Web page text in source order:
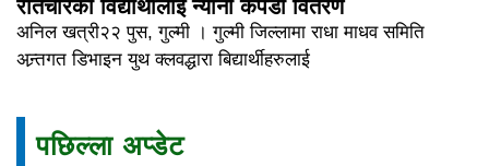
रातचौरका विद्यार्थीलाई न्यानो कपडा वितरण
अनिल खत्री२२ पुस, गुल्मी । गुल्मी जिल्लामा राधा माधव समिति
अन्र्तगत डिभाइन युथ क्लवद्धारा बिद्यार्थीहरुलाई
पछिल्ला अप्डेट